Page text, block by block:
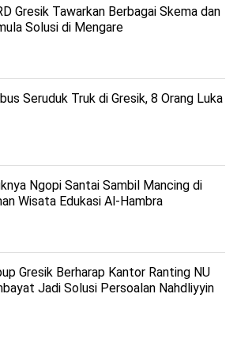
Gresik Tawarkan Berbagai Skema dan
Solusi di Mengare
Seruduk Truk di Gresik, 8 Orang Luka
Ngopi Santai Sambil Mancing di
Wisata Edukasi Al-Hambra
Gresik Berharap Kantor Ranting NU
Jadi Solusi Persoalan Nahdliyyin